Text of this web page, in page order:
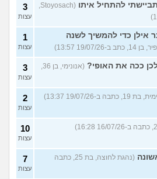
להתחיל איתו
(Stoyosach,
3
עצות
אילן כדי להמשיך לשנה
כתב ב-19/07/26 13:57)
1
עצות
לכן ככה את האופי?
(אנונימי, בן 36,
3
עצות
כתבה ב-19/07/26 13:37) 2
עצות
10
עצות
(נהגת לחוצה, בת 25, כתבה
7
עצות